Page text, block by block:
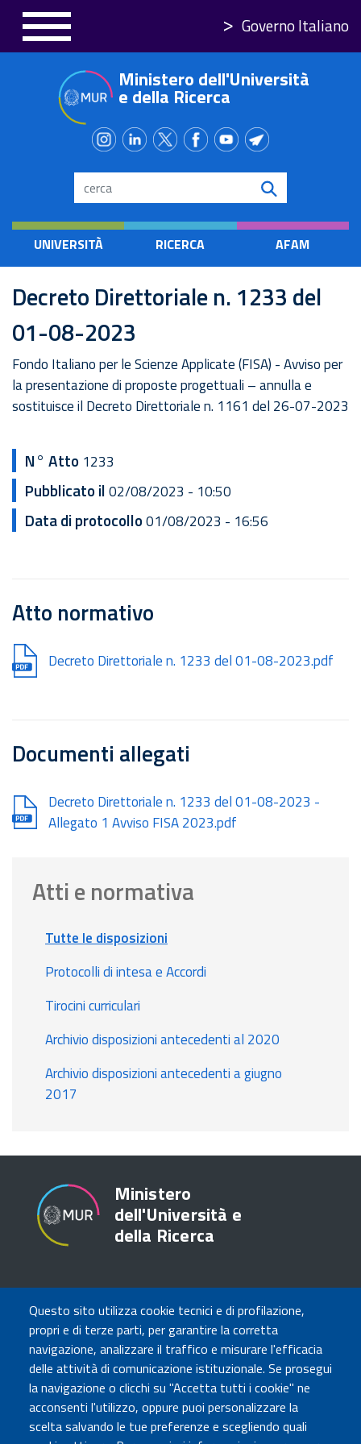
principale
Governo Italiano
Questo sito utilizza cookie tecnici e di profilazione,
propri e di terze parti, per garantire la corretta
navigazione, analizzare il traffico e misurare l'efficacia
delle attività di comunicazione istituzionale. Se prosegui
la navigazione o clicchi su "Accetta tutti i cookie" ne
acconsenti l'utilizzo, oppure puoi personalizzare la
scelta salvando le tue preferenze e scegliendo quali
Ministero dell'Università
e della Ricerca
Search
UNIVERSITÀ RICERCA AFAM
Decreto Direttoriale n. 1233 del
01-08-2023
Fondo Italiano per le Scienze Applicate (FISA) - Avviso per
la presentazione di proposte progettuali – annulla e
sostituisce il Decreto Direttoriale n. 1161 del 26-07-2023
N° Atto 1233
Pubblicato il02/08/2023 - 10:50
Data di protocollo01/08/2023 - 16:56
Atto normativo
Document
Decreto Direttoriale n. 1233 del 01-08-2023.pdf
Documenti allegati
Document
Decreto Direttoriale n. 1233 del 01-08-2023 -
Allegato 1 Avviso FISA 2023.pdf
Atti e normativa
Tutte le disposizioni
Protocolli di intesa e Accordi
Tirocini curriculari
Archivio disposizioni antecedenti al 2020
Archivio disposizioni antecedenti a giugno
2017
Ministero
dell'Università e
della Ricerca
TRASPARENZA
Amministrazione Trasparente
Atti di notifica
Albo online
Concorsi
COMUNICA CON NOI